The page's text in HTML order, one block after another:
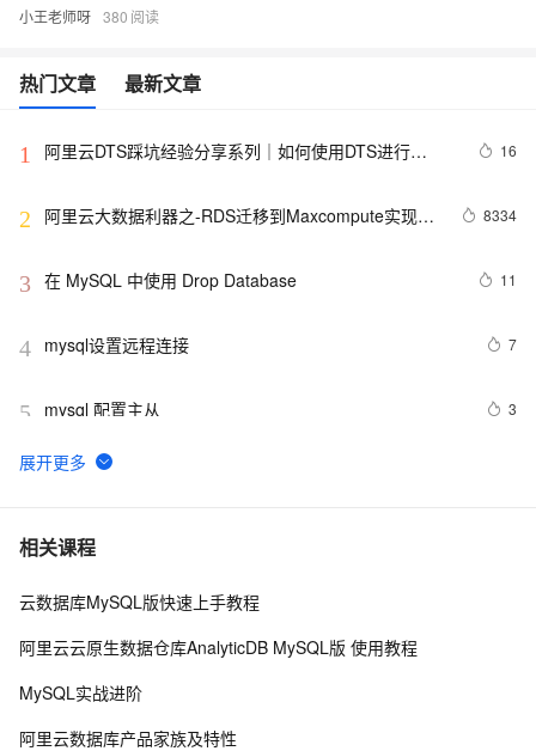
小王老师呀 380
热门文章 最新文章
1
阿里云DTS踩坑经验分享系列｜如何使用DTS进行
16
2
阿里云大数据利器之-RDS迁移到Maxcompute实现动
8334
3 在 MySQL 中使用 Drop Database 11
4 mysql设置远程连接 7
5 mysql 配置主从 3
6 mysql 更改root密码
7 PostgreSQL\MySQL比较
8 Percona Server for MySQL 5.6.10-60.2发布
10mysql安装及常见设置
相关课程
云数据库MySQL版快速上手教程
阿里云云原生数据仓库AnalyticDB MySQL版 使用教程
MySQL实战进阶
阿里云数据库产品家族及特性